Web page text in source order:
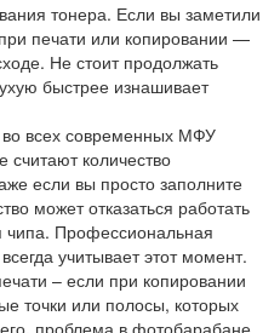
тонера. Если вы заметили
печати или копировании —
Не стоит продолжать
быстрее изнашивает
во всех современных МФУ
считают количество
если вы просто заполните
может отказаться работать
Профессиональная
учитывает этот момент.
– если при копировании
точки или полосы, которых